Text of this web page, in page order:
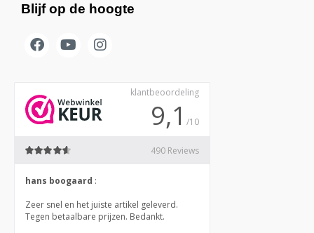
Blijf op de hoogte